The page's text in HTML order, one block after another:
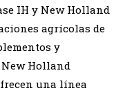
IH y New Holland
agrícolas de
y
New Holland
una línea